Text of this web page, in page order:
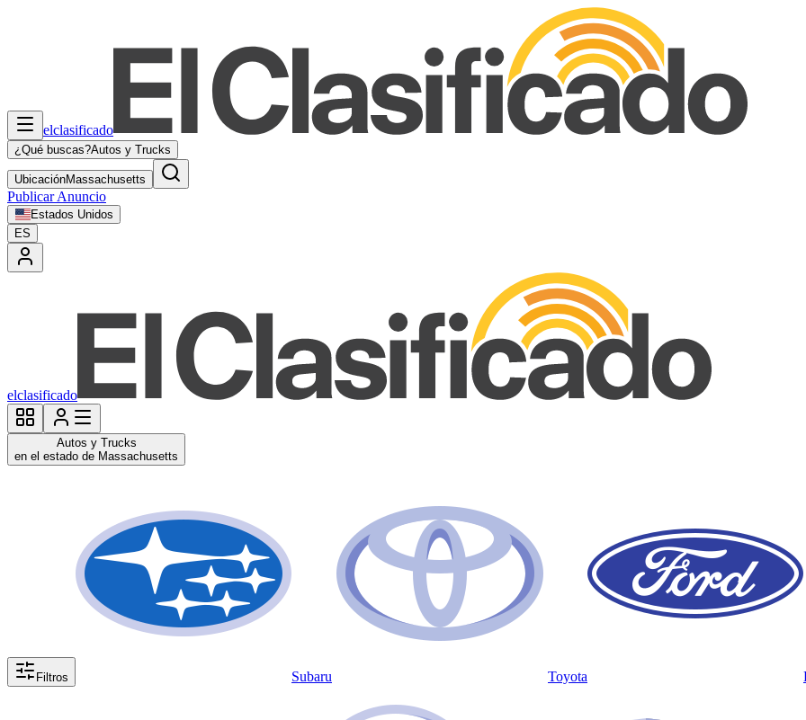
elclasificado
¿Qué buscas?Autos y Trucks
UbicaciónMassachusetts
Publicar Anuncio
Estados Unidos
ES
elclasificado
Autos y Trucks
en el estado de Massachusetts
Filtros Subaru Toyota